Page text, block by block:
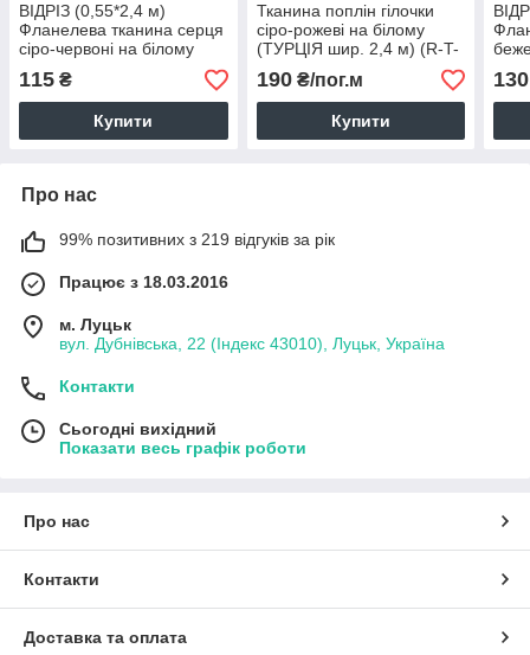
ВІДРІЗ (0,55*2,4 м)
Фланелева тканина серця
сіро-червоні на білому
(шир. 2,4 м) (FL-FR-0644)
115 ₴
Купити
Тканина поплін гілочки
сіро-рожеві на білому
(ТУРЦІЯ шир. 2,4 м) (R-T-
0623)
190₴/пог.м
Купити
130
Про нас
99% позитивних з 219 відгуків за рік
Працює з 18.03.2016
м. Луцьк
вул. Дубнівська, 22 (Індекс 43010), Луцьк, Україна
Контакти
Сьогодні вихідний
Показати весь графік роботи
Про нас
Контакти
Доставка та оплата